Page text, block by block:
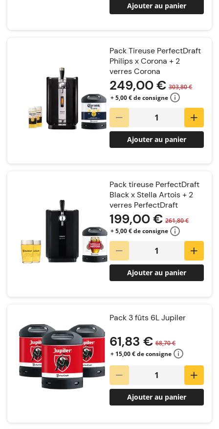
Ajouter au panier
Pack Tireuse PerfectDraft
Philips x Corona + 2
verres Corona
249,00 € 303,80 €
+ 5,00 € de consigne
Ajouter au panier
Pack tireuse PerfectDraft
Black x Stella Artois + 2
verres PerfectDraft
199,00 € 261,80 €
+ 5,00 € de consigne
Ajouter au panier
Pack 3 fûts 6L Jupiler
61,83 € 68,70 €
+ 15,00 € de consigne
Ajouter au panier